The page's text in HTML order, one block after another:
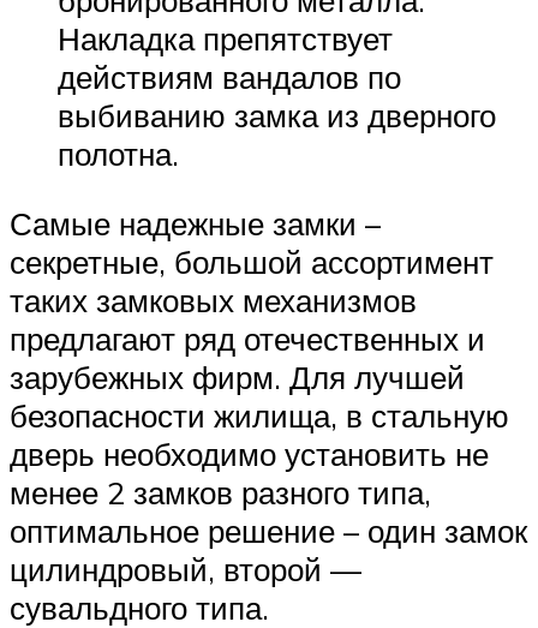
Накладка препятствует
действиям вандалов по
выбиванию замка из дверного
полотна.
Самые надежные замки –
секретные, большой ассортимент
таких замковых механизмов
предлагают ряд отечественных и
зарубежных фирм. Для лучшей
безопасности жилища, в стальную
дверь необходимо установить не
менее 2 замков разного типа,
оптимальное решение – один замок
цилиндровый, второй —
сувальдного типа.